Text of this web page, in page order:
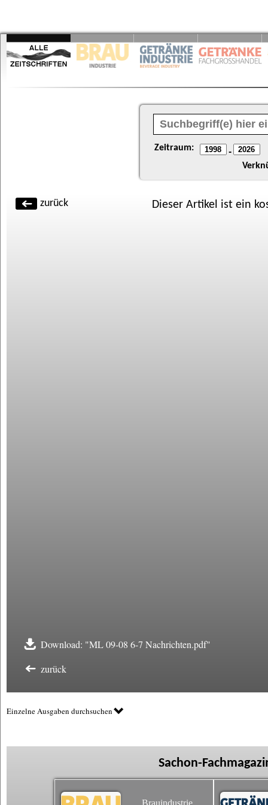
Zeitraum: -
zurück Dieser Artikel ist ein
Download: "ML 09-08 6-7 Nachrichten.pdf"
zurück
Einzelne Ausgaben durchsuchen
Sachon-
Brauindustrie